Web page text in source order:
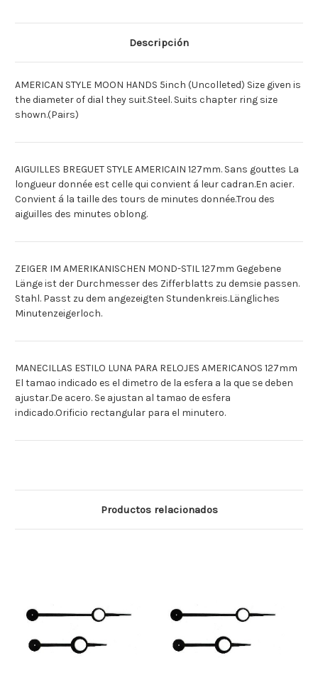
MOND
127MM
AMERICANA
127MM
LUNA
MOND
127MM
AMERICANA
127MM
LUNA
Descripción
AMERICAN STYLE MOON HANDS 5inch (Uncolleted) Size given is
the diameter of dial they suit.Steel. Suits chapter ring size
shown.(Pairs)
AIGUILLES BREGUET STYLE AMERICAIN 127mm. Sans gouttes La
longueur donnée est celle qui convient á leur cadran.En acier.
Convient á la taille des tours de minutes donnée.Trou des
aiguilles des minutes oblong.
ZEIGER IM AMERIKANISCHEN MOND-STIL 127mm Gegebene
Länge ist der Durchmesser des Zifferblatts zu demsie passen.
Stahl. Passt zu dem angezeigten Stundenkreis.Längliches
Minutenzeigerloch.
MANECILLAS ESTILO LUNA PARA RELOJES AMERICANOS 127mm
El tamao indicado es el dimetro de la esfera a la que se deben
ajustar.De acero. Se ajustan al tamao de esfera
indicado.Orificio rectangular para el minutero.
Productos relacionados